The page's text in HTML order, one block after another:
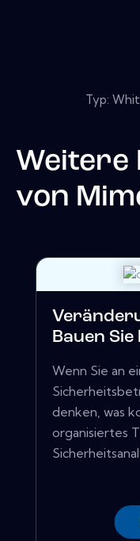
Typ:
Weitere
von
Bauen Sie
Wenn Sie an
denken, was
organisiertes